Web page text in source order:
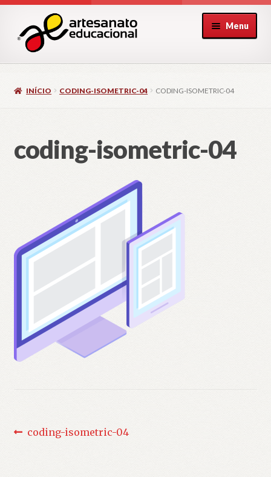
para
navegação
para
conteúdo
Menu
INÍCIO CODING-ISOMETRIC-04 CODING-ISOMETRIC-04
coding-isometric-04
Navegação
Post
coding-isometric-04